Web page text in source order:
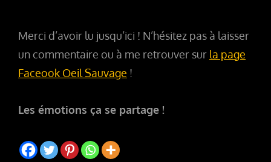
Merci d’avoir lu jusqu’ici ! N’hésitez pas à laisser
un commentaire ou à me retrouver sur la page
Faceook Oeil Sauvage !
Les émotions ça se partage !